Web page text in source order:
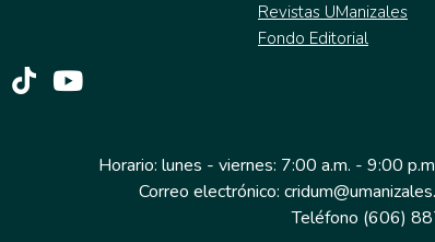
Revistas UManizales
Fondo Editorial
Horario: lunes - viernes: 7:00 a.m. - 9:00
Correo electrónico:
Teléfono (606)